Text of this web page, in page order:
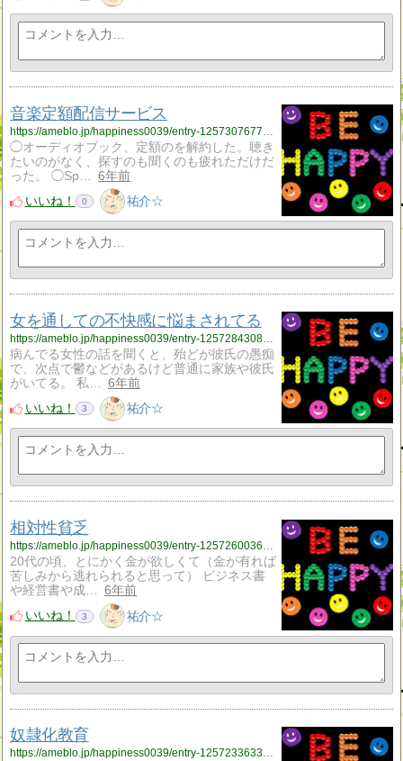
音楽定額配信サービス
◯オーディオブック、定額のを解約した。聴き
たいのがなく、探すのも聞くのも疲れただけだ
った。 ◯Sp…
6年前
いいね！
0 祐介☆
女を通しての不快感に悩まされてる
https://ameblo.jp/happiness0039/entry-12572843086.html
病んでる女性の話を聞くと、殆どが彼氏の愚痴
で、次点で鬱などがあるけど普通に家族や彼氏
がいてる。 私…
6年前
いいね！
3 祐介☆
相対性貧乏
https://ameblo.jp/happiness0039/entry-12572600364.html
20代の頃、とにかく金が欲しくて（金が有れば
苦しみから逃れられると思って） ビジネス書
や経営書や成…
6年前
いいね！
3 祐介☆
奴隷化教育
https://ameblo.jp/happiness0039/entry-12572336335.html